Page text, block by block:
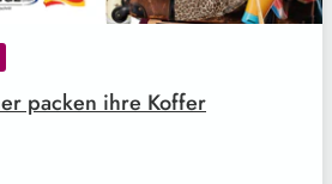
packen ihre Koffer